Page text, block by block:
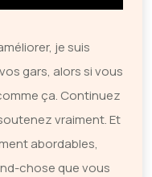
je suis
gars, alors si vous
ça. Continuez
vraiment. Et
abordables,
chose que vous